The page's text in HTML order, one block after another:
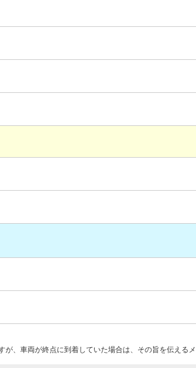
、車両が終点に到着していた場合は、その旨を伝えるメ